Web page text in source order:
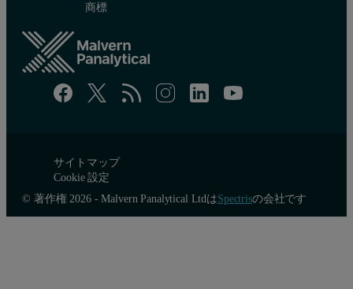
商標
サイトマップ
Cookie 設定
© 著作権 2026 - Malvern Panalytical LtdはSpectrisの会社です